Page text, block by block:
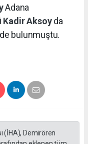
Adana
Kadir Aksoyda
bulunmuştu.
(İHA), Demirören